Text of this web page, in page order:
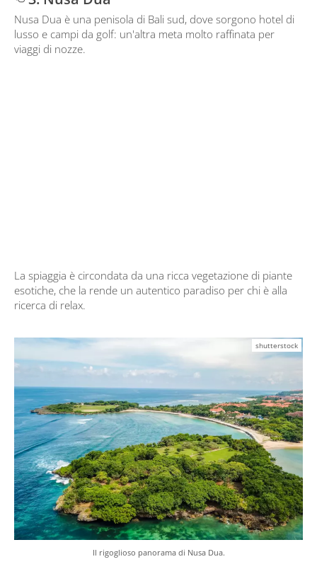
Nusa Dua è una penisola di Bali sud, dove sorgono hotel di
lusso e campi da golf: un'altra meta molto raffinata per
viaggi di nozze.
La spiaggia è circondata da una ricca vegetazione di piante
esotiche, che la rende un autentico paradiso per chi è alla
ricerca di relax.
shutterstock
Il rigoglioso panorama di Nusa Dua.